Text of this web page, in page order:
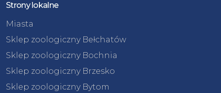
Strony lokalne
Miasta
Sklep zoologiczny Bełchatów
Sklep zoologiczny Bochnia
Sklep zoologiczny Brzesko
Sklep zoologiczny Bytom